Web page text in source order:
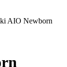
AIO Newborn